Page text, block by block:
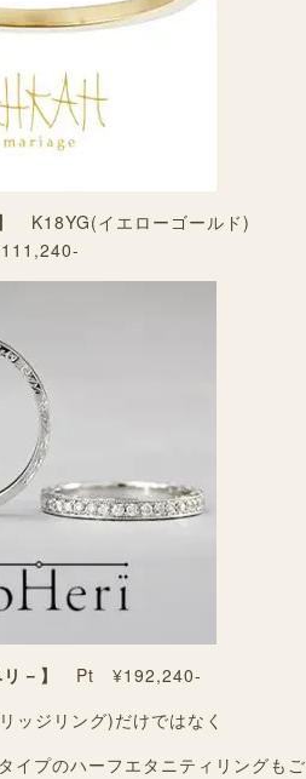
K18YG(イエローゴールド)
－】
Pt ¥192,240-
ッジリング)だけではなく
イプのハーフエタニティリングもご